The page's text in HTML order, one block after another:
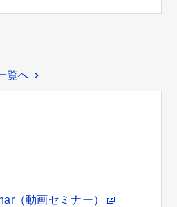
覧へ
（動画セミナー）